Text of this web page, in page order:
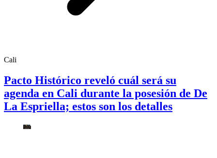
Cali
Pacto Histórico reveló cuál será su
agenda en Cali durante la posesión de De
La Espriella; estos son los detalles